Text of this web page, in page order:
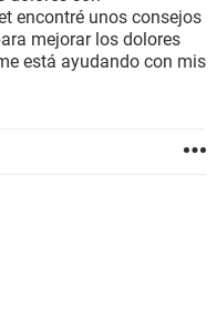
encontré unos consejos
mejorar los dolores
está ayudando con mis